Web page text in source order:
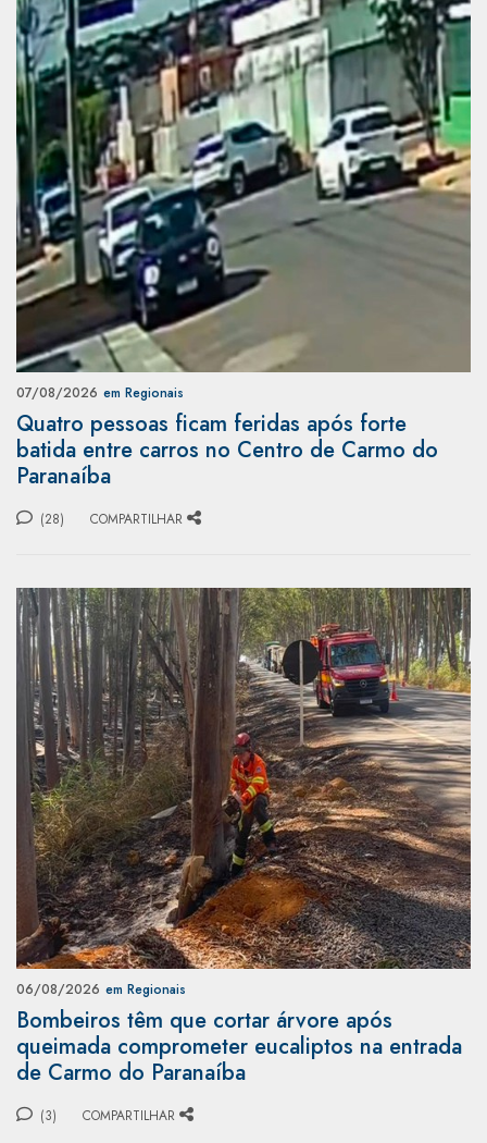
07/08/2026 em Regionais
Quatro pessoas ficam feridas após forte
batida entre carros no Centro de Carmo do
Paranaíba
(28) COMPARTILHAR
06/08/2026 em Regionais
Bombeiros têm que cortar árvore após
queimada comprometer eucaliptos na entrada
de Carmo do Paranaíba
(3) COMPARTILHAR